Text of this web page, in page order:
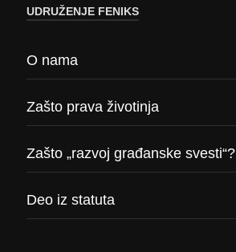
UDRUŽENJE FENIKS
O nama
Zašto prava životinja
Zašto „razvoj građanske svesti“?
Deo iz statuta